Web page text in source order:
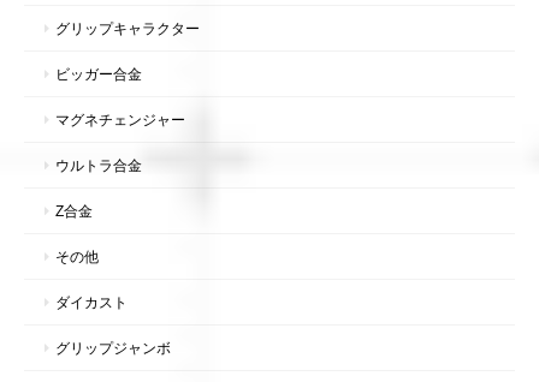
グリップキャラクター
ビッガー合金
マグネチェンジャー
ウルトラ合金
Z合金
その他
ダイカスト
グリップジャンボ